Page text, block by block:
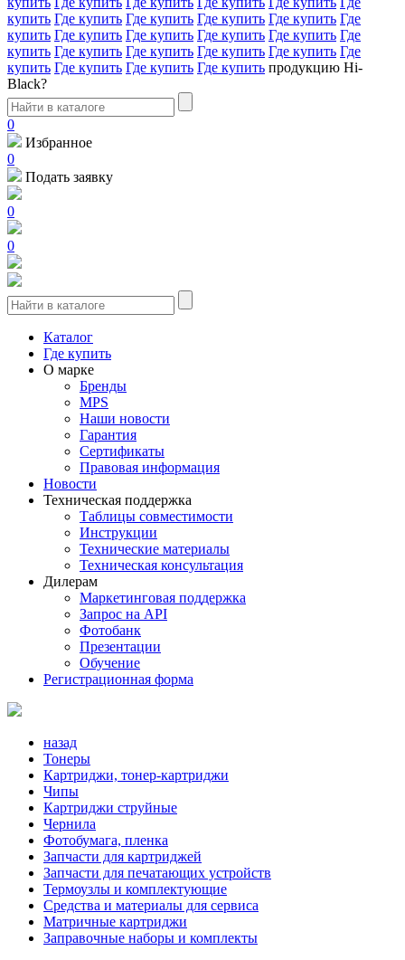
купить Где купить Где купить Где купить Где купить Где
купить Где купить Где купить Где купить Где купить Где
купить Где купить Где купить Где купить Где купить Где
купить Где купить Где купить Где купить продукцию Hi-
Black?
0
Избранное
0
Подать заявку
0
0
Каталог
Где купить
О марке
Бренды
MPS
Наши новости
Гарантия
Сертификаты
Правовая информация
Новости
Техническая поддержка
Таблицы совместимости
Инструкции
Технические материалы
Техническая консультация
Дилерам
Маркетинговая поддержка
Запрос на API
Фотобанк
Презентации
Обучение
Регистрационная форма
назад
Тонеры
Картриджи, тонер-картриджи
Чипы
Картриджи струйные
Чернила
Фотобумага, пленка
Запчасти для картриджей
Запчасти для печатающих устройств
Термоузлы и комплектующие
Средства и материалы для сервиса
Матричные картриджи
Заправочные наборы и комплекты